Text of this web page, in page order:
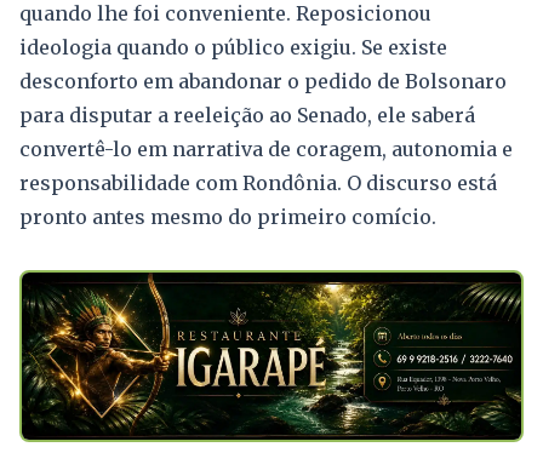
quando lhe foi conveniente. Reposicionou
ideologia quando o público exigiu. Se existe
desconforto em abandonar o pedido de Bolsonaro
para disputar a reeleição ao Senado, ele saberá
convertê-lo em narrativa de coragem, autonomia e
responsabilidade com Rondônia. O discurso está
pronto antes mesmo do primeiro comício.